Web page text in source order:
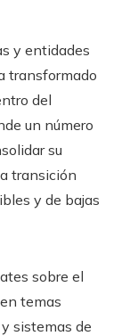
y entidades
transformado
del
un número
su
transición
y de bajas
sobre el
temas
sistemas de